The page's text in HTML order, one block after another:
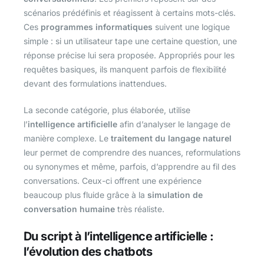
scénarios prédéfinis et réagissent à certains mots-clés.
Ces programmes informatiques suivent une logique
simple : si un utilisateur tape une certaine question, une
réponse précise lui sera proposée. Appropriés pour les
requêtes basiques, ils manquent parfois de flexibilité
devant des formulations inattendues.
La seconde catégorie, plus élaborée, utilise
l’intelligence artificielle afin d’analyser le langage de
manière complexe. Le traitement du langage naturel
leur permet de comprendre des nuances, reformulations
ou synonymes et même, parfois, d’apprendre au fil des
conversations. Ceux-ci offrent une expérience
beaucoup plus fluide grâce à la simulation de
conversation humaine très réaliste.
Du script à l’intelligence artificielle :
l’évolution des chatbots